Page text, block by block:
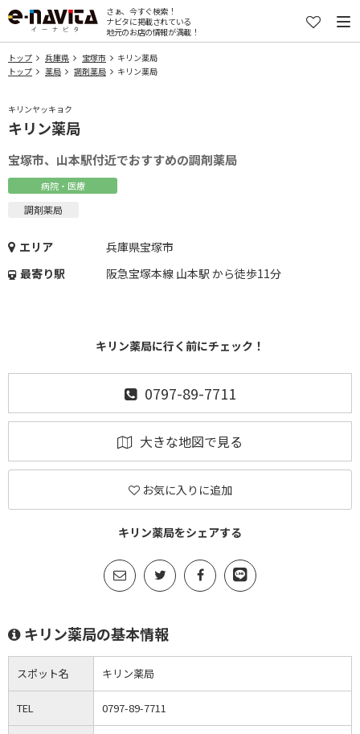
さぁ、今すぐ検索！
ナビタに掲載されている
地元のお店の情報が満載！
トップ 兵庫県 宝塚市
キリン薬局
トップ
薬局 調剤薬局 キリン薬局
キリンヤッキョク
キリン薬局
宝塚市、山本駅付近でおすすめの調剤薬局
病院・医療
調剤薬局
エリア
兵庫県宝塚市
最寄り駅
阪急宝塚本線 山本駅 から徒歩11分
キリン薬局に行く前にチェック！
0797-89-7711
大きな地図で見る
お気に入りに追加
キリン薬局をシェアする
キリン薬局の基本情報
スポット名 キリン薬局
TEL 0797-89-7711